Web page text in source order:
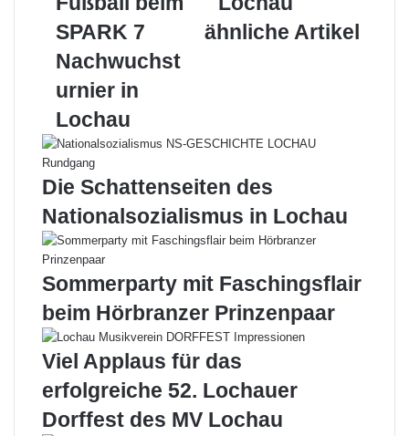
n
e
s
p
p
e
r
-
M
i
l
n
t
r
k
t
v
e
r
F
u
ß
b
a
l
b
e
i
m
S
A
SPARK 7
Nachwuchst
urnier in
Lochau
n
f
L
c
h
a
u
ähnliche Artikel
Die Schattenseiten des
Nationalsozialismus in Lochau
Sommerparty mit Faschingsflair
beim Hörbranzer Prinzenpaar
Viel Applaus für das
erfolgreiche 52. Lochauer
Dorffest des MV Lochau